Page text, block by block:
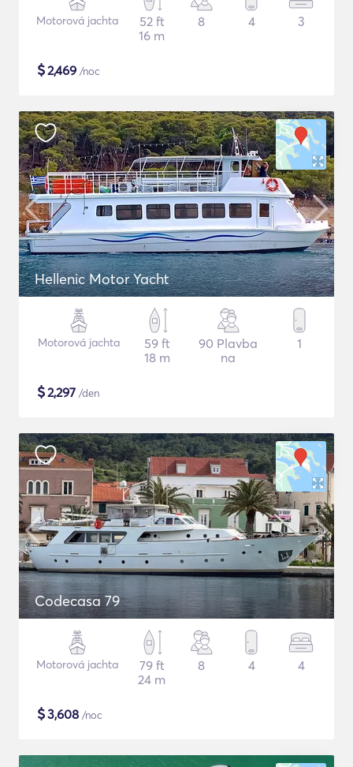
Motorová jachta
52 ft
16 m
8 4 3
$2,469 /noc
Hellenic Motor Yacht
Motorová jachta
59 ft
18 m
90 Plavba
na
1
$2,297 /den
Codecasa 79
Motorová jachta
79 ft
24 m
8 4 4
$3,608 /noc